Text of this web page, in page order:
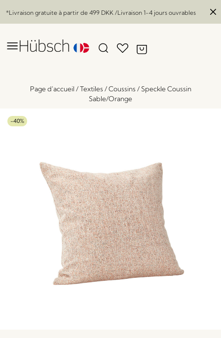
*Livraison gratuite à partir de 499 DKK /Livraison 1-4 jours ouvrables
Page d'accueil /Textiles /Coussins / Speckle Coussin
Sable/Orange
-40%